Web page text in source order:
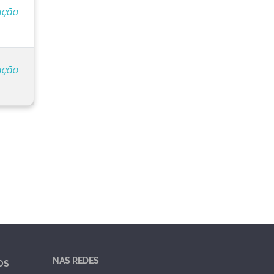
NAS REDES